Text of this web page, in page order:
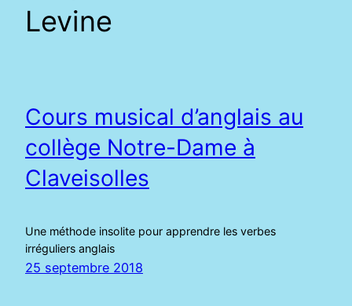
Levine
Cours musical d’anglais au
collège Notre-Dame à
Claveisolles
Une méthode insolite pour apprendre les verbes
irréguliers anglais
25 septembre 2018